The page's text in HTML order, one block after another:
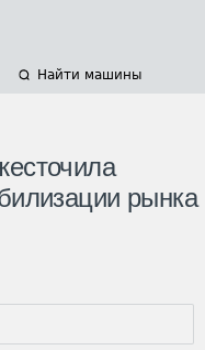
Найти машины
рынка